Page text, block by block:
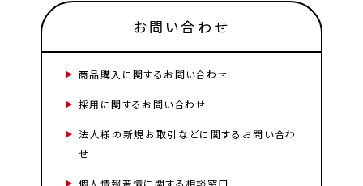
お問い合わせ
商品購入に関するお問い合わせ
採用に関するお問い合わせ
法人様の新規お取引などに関するお問い合わ
せ